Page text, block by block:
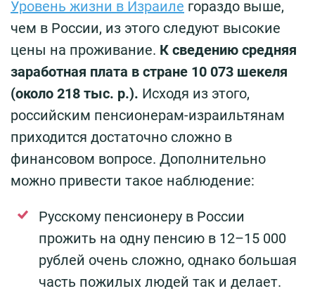
Уровень жизни в Израиле гораздо выше,
чем в России, из этого следуют высокие
цены на проживание. К сведению средняя
заработная плата в стране 10 073 шекеля
(около 218 тыс. р.). Исходя из этого,
российским пенсионерам-израильтянам
приходится достаточно сложно в
финансовом вопросе. Дополнительно
можно привести такое наблюдение:
Русскому пенсионеру в России
прожить на одну пенсию в 12–15 000
рублей очень сложно, однако большая
часть пожилых людей так и делает.